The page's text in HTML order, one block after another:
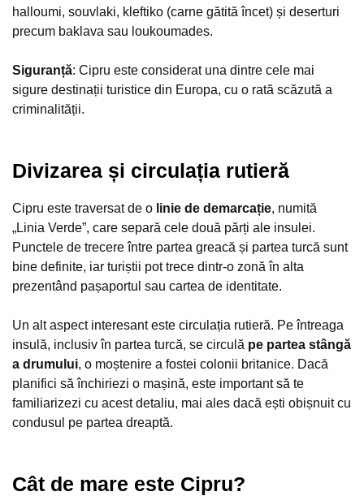
halloumi, souvlaki, kleftiko (carne gătită încet) și deserturi
precum baklava sau loukoumades.
Siguranță: Cipru este considerat una dintre cele mai
sigure destinații turistice din Europa, cu o rată scăzută a
criminalității.
Divizarea și circulația rutieră
Cipru este traversat de o linie de demarcație , numită
„Linia Verde”, care separă cele două părți ale insulei.
Punctele de trecere între partea greacă și partea turcă sunt
bine definite, iar turiștii pot trece dintr-o zonă în alta
prezentând pașaportul sau cartea de identitate.
Un alt aspect interesant este circulația rutieră. Pe întreaga
insulă, inclusiv în partea turcă, se circulă pe partea stângă
a drumului , o moștenire a fostei colonii britanice. Dacă
planifici să închiriezi o mașină, este important să te
familiarizezi cu acest detaliu, mai ales dacă ești obișnuit cu
condusul pe partea dreaptă.
Cât de mare este Cipru?